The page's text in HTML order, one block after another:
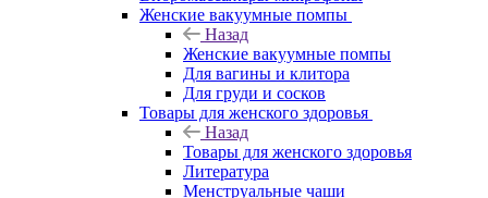
Женские вакуумные помпы
Назад
Женские вакуумные помпы
Для вагины и клитора
Для груди и сосков
Товары для женского здоровья
Назад
Товары для женского здоровья
Литература
Менструальные чаши